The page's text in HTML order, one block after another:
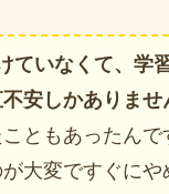
ていなくて、学
安しかありませ
ともあったんで
大変ですぐにや